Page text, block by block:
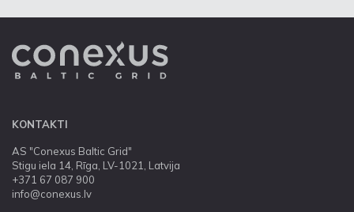
KONTAKTI
AS "Conexus Baltic Grid"
Stigu iela 14, Rīga, LV-1021, Latvija
+371 67 087 900
info@conexus.lv